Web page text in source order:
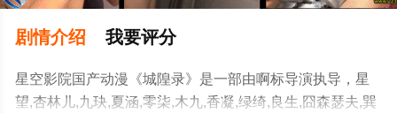
剧情介绍 我要评分
星空影院国产动漫《城隍录》是一部由啊标导演执导，星
望,杏林儿,九玦,夏涵,零柒,木九,香凝,绿绮,良生,囧森瑟夫,巽